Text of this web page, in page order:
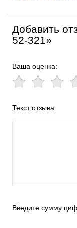
Добавить
52-321»
Ваша оценка:
Текст отзыва:
Введите сумму